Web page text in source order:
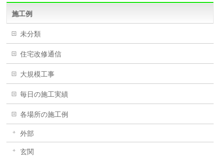
施工例
未分類
住宅改修通信
大規模工事
毎日の施工実績
各場所の施工例
外部
玄関